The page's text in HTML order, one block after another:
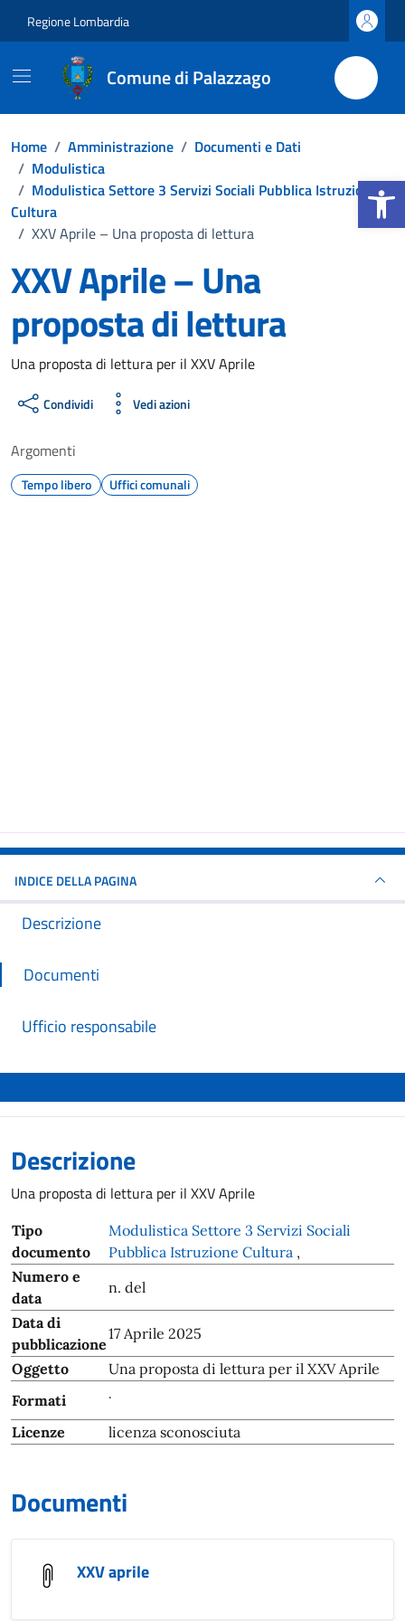
Apri la
Regione Lombardia
Comune di Palazzago
Home / Amministrazione / Documenti e Dati
/ Modulistica
/ Modulistica Settore 3 Servizi Sociali Pubblica Istruzione
Cultura
/ XXV Aprile – Una proposta di lettura
XXV Aprile – Una
proposta di lettura
Dettagli del documento
Una proposta di lettura per il XXV Aprile
Condividi Vedi azioni
Argomenti
Tempo libero Uffici comunali
INDICE DELLA PAGINA
Descrizione
Documenti
Ufficio responsabile
Descrizione
Una proposta di lettura per il XXV Aprile
Tipo
documento
Modulistica Settore 3 Servizi Sociali
Pubblica Istruzione Cultura ,
Numero e
data
n. del
Data di
pubblicazione
17 Aprile 2025
Oggetto
Una proposta di lettura per il XXV Aprile
Formati
.
Licenze licenza sconosciuta
Documenti
XXV aprile